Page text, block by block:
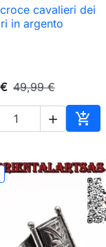
 Anteprima
cavalieri dei
in argento
49,99 €
 